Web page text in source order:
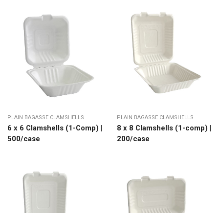
PLAIN BAGASSE CLAMSHELLS
6 x 6 Clamshells (1-Comp) |
500/case
PLAIN BAGASSE CLAMSHELLS
8 x 8 Clamshells (1-comp) |
200/case